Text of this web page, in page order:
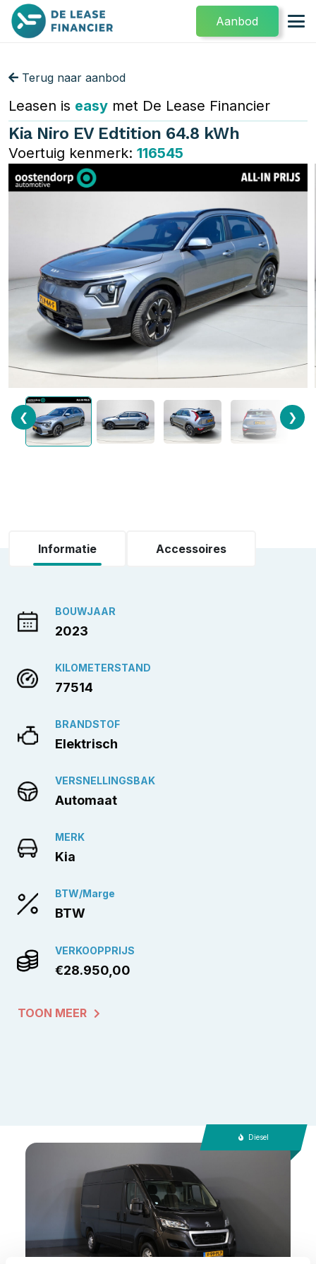
Aanbod
Terug naar aanbod
Leasen is easy met De Lease Financier
Kia Niro EV Edtition 64.8 kWh
Voertuig kenmerk: 116545
❮ ❯
Informatie Accessoires
BOUWJAAR
2023
KILOMETERSTAND
77514
BRANDSTOF
Elektrisch
VERSNELLINGSBAK
Automaat
MERK
Kia
BTW/Marge
BTW
VERKOOPPRIJS
€28.950,00
TOON MEER
Diesel